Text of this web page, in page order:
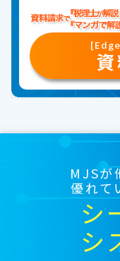
MJSが
優れて
シ
シ